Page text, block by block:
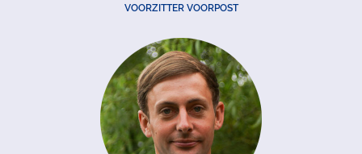
VOORZITTER VOORPOST